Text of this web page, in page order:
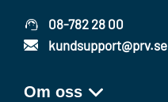
08-782 28 00
kundsupport@prv.se
Om oss